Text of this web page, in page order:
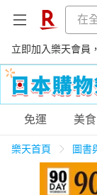
立即加入樂天會員
購物網分類
天天免運
免運 美食
樂天首頁 圖書